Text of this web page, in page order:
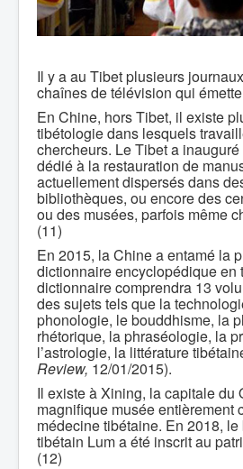
Il y a au Tibet plusieurs
chaînes de télévision qui
En Chine, hors Tibet, il existe
tibétologie dans lesquels
chercheurs. Le Tibet a
dédié à la restauration de
actuellement dispersés dans
bibliothèques, ou encore des
ou des musées, parfois même
(11)
En 2015, la Chine a entamé la
dictionnaire encyclopédique en
dictionnaire comprendra 13
des sujets tels que la
phonologie, le bouddhisme, la
rhétorique, la phraséologie, la
l’astrologie, la littérature
Review, 12/01/2015).
Il existe à Xining, la capitale du
magnifique musée entièrement
médecine tibétaine. En 2018,
tibétain Lum a été inscrit au
(12)